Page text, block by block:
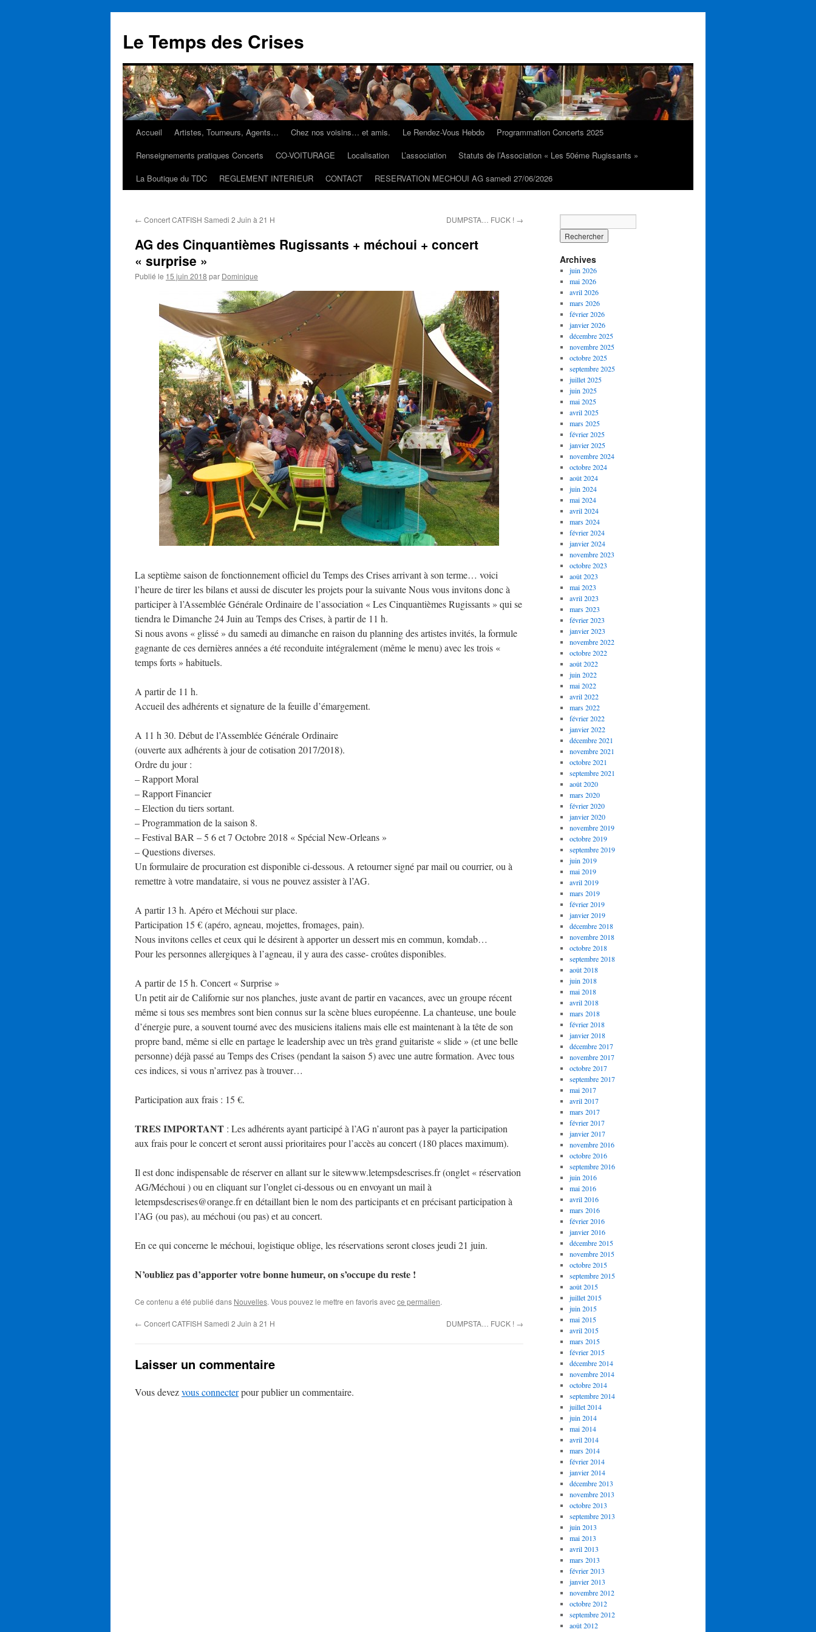
contenu
Le Temps des Crises
Accueil Artistes, Tourneurs, Agents… Chez nos voisins… et amis. Le Rendez-Vous Hebdo
Programmation Concerts 2025
Renseignements pratiques Concerts
CO-VOITURAGE Localisation L’association
Statuts de l’Association « Les 50éme Rugissants »
La Boutique du TDC
REGLEMENT INTERIEUR CONTACT RESERVATION MECHOUI AG samedi 27/06/2026
← Concert CATFISH Samedi 2 Juin à 21 H DUMPSTA… FUCK ! →
AG des Cinquantièmes Rugissants + méchoui + concert
« surprise »
Publié le 15 juin 2018 par Dominique
La septième saison de fonctionnement officiel du Temps des Crises arrivant à son terme… voici
l’heure de tirer les bilans et aussi de discuter les projets pour la suivante Nous vous invitons donc à
participer à l’Assemblée Générale Ordinaire de l’association « Les Cinquantièmes Rugissants » qui se
tiendra le Dimanche 24 Juin au Temps des Crises, à partir de 11 h.
Si nous avons « glissé » du samedi au dimanche en raison du planning des artistes invités, la formule
gagnante de ces dernières années a été reconduite intégralement (même le menu) avec les trois «
temps forts » habituels.
A partir de 11 h.
Accueil des adhérents et signature de la feuille d’émargement.
A 11 h 30. Début de l’Assemblée Générale Ordinaire
(ouverte aux adhérents à jour de cotisation 2017/2018).
Ordre du jour :
– Rapport Moral
– Rapport Financier
– Election du tiers sortant.
– Programmation de la saison 8.
– Festival BAR – 5 6 et 7 Octobre 2018 « Spécial New-Orleans »
– Questions diverses.
Un formulaire de procuration est disponible ci-dessous. A retourner signé par mail ou courrier, ou à
remettre à votre mandataire, si vous ne pouvez assister à l’AG.
A partir 13 h. Apéro et Méchoui sur place.
Participation 15 € (apéro, agneau, mojettes, fromages, pain).
Nous invitons celles et ceux qui le désirent à apporter un dessert mis en commun, komdab…
Pour les personnes allergiques à l’agneau, il y aura des casse- croûtes disponibles.
A partir de 15 h. Concert « Surprise »
Un petit air de Californie sur nos planches, juste avant de partir en vacances, avec un groupe récent
même si tous ses membres sont bien connus sur la scène blues européenne. La chanteuse, une boule
d’énergie pure, a souvent tourné avec des musiciens italiens mais elle est maintenant à la tête de son
propre band, même si elle en partage le leadership avec un très grand guitariste « slide » (et une belle
personne) déjà passé au Temps des Crises (pendant la saison 5) avec une autre formation. Avec tous
ces indices, si vous n’arrivez pas à trouver…
Participation aux frais : 15 €.
TRES IMPORTANT : Les adhérents ayant participé à l’AG n’auront pas à payer la participation
aux frais pour le concert et seront aussi prioritaires pour l’accès au concert (180 places maximum).
Il est donc indispensable de réserver en allant sur le sitewww.letempsdescrises.fr (onglet « réservation
AG/Méchoui ) ou en cliquant sur l’onglet ci-dessous ou en envoyant un mail à
letempsdescrises@orange.fr en détaillant bien le nom des participants et en précisant participation à
l’AG (ou pas), au méchoui (ou pas) et au concert.
En ce qui concerne le méchoui, logistique oblige, les réservations seront closes jeudi 21 juin.
N’oubliez pas d’apporter votre bonne humeur, on s’occupe du reste !
Ce contenu a été publié dans Nouvelles. Vous pouvez le mettre en favoris avecce permalien.
← Concert CATFISH Samedi 2 Juin à 21 H DUMPSTA… FUCK ! →
Laisser un commentaire
Vous devezvous connecterpour publier un commentaire.
Archives
juin 2026
mai 2026
avril 2026
mars 2026
février 2026
janvier 2026
décembre 2025
novembre 2025
octobre 2025
septembre 2025
juillet 2025
juin 2025
mai 2025
avril 2025
mars 2025
février 2025
janvier 2025
novembre 2024
octobre 2024
août 2024
juin 2024
mai 2024
avril 2024
mars 2024
février 2024
janvier 2024
novembre 2023
octobre 2023
août 2023
mai 2023
avril 2023
mars 2023
février 2023
janvier 2023
novembre 2022
octobre 2022
août 2022
juin 2022
mai 2022
avril 2022
mars 2022
février 2022
janvier 2022
décembre 2021
novembre 2021
octobre 2021
septembre 2021
août 2020
mars 2020
février 2020
janvier 2020
novembre 2019
octobre 2019
septembre 2019
juin 2019
mai 2019
avril 2019
mars 2019
février 2019
janvier 2019
décembre 2018
novembre 2018
octobre 2018
septembre 2018
août 2018
juin 2018
mai 2018
avril 2018
mars 2018
février 2018
janvier 2018
décembre 2017
novembre 2017
octobre 2017
septembre 2017
mai 2017
avril 2017
mars 2017
février 2017
janvier 2017
novembre 2016
octobre 2016
septembre 2016
juin 2016
mai 2016
avril 2016
mars 2016
février 2016
janvier 2016
décembre 2015
novembre 2015
octobre 2015
septembre 2015
août 2015
juillet 2015
juin 2015
mai 2015
avril 2015
mars 2015
février 2015
décembre 2014
novembre 2014
octobre 2014
septembre 2014
juillet 2014
juin 2014
mai 2014
avril 2014
mars 2014
février 2014
janvier 2014
décembre 2013
novembre 2013
octobre 2013
septembre 2013
juin 2013
mai 2013
avril 2013
mars 2013
février 2013
janvier 2013
novembre 2012
octobre 2012
septembre 2012
août 2012